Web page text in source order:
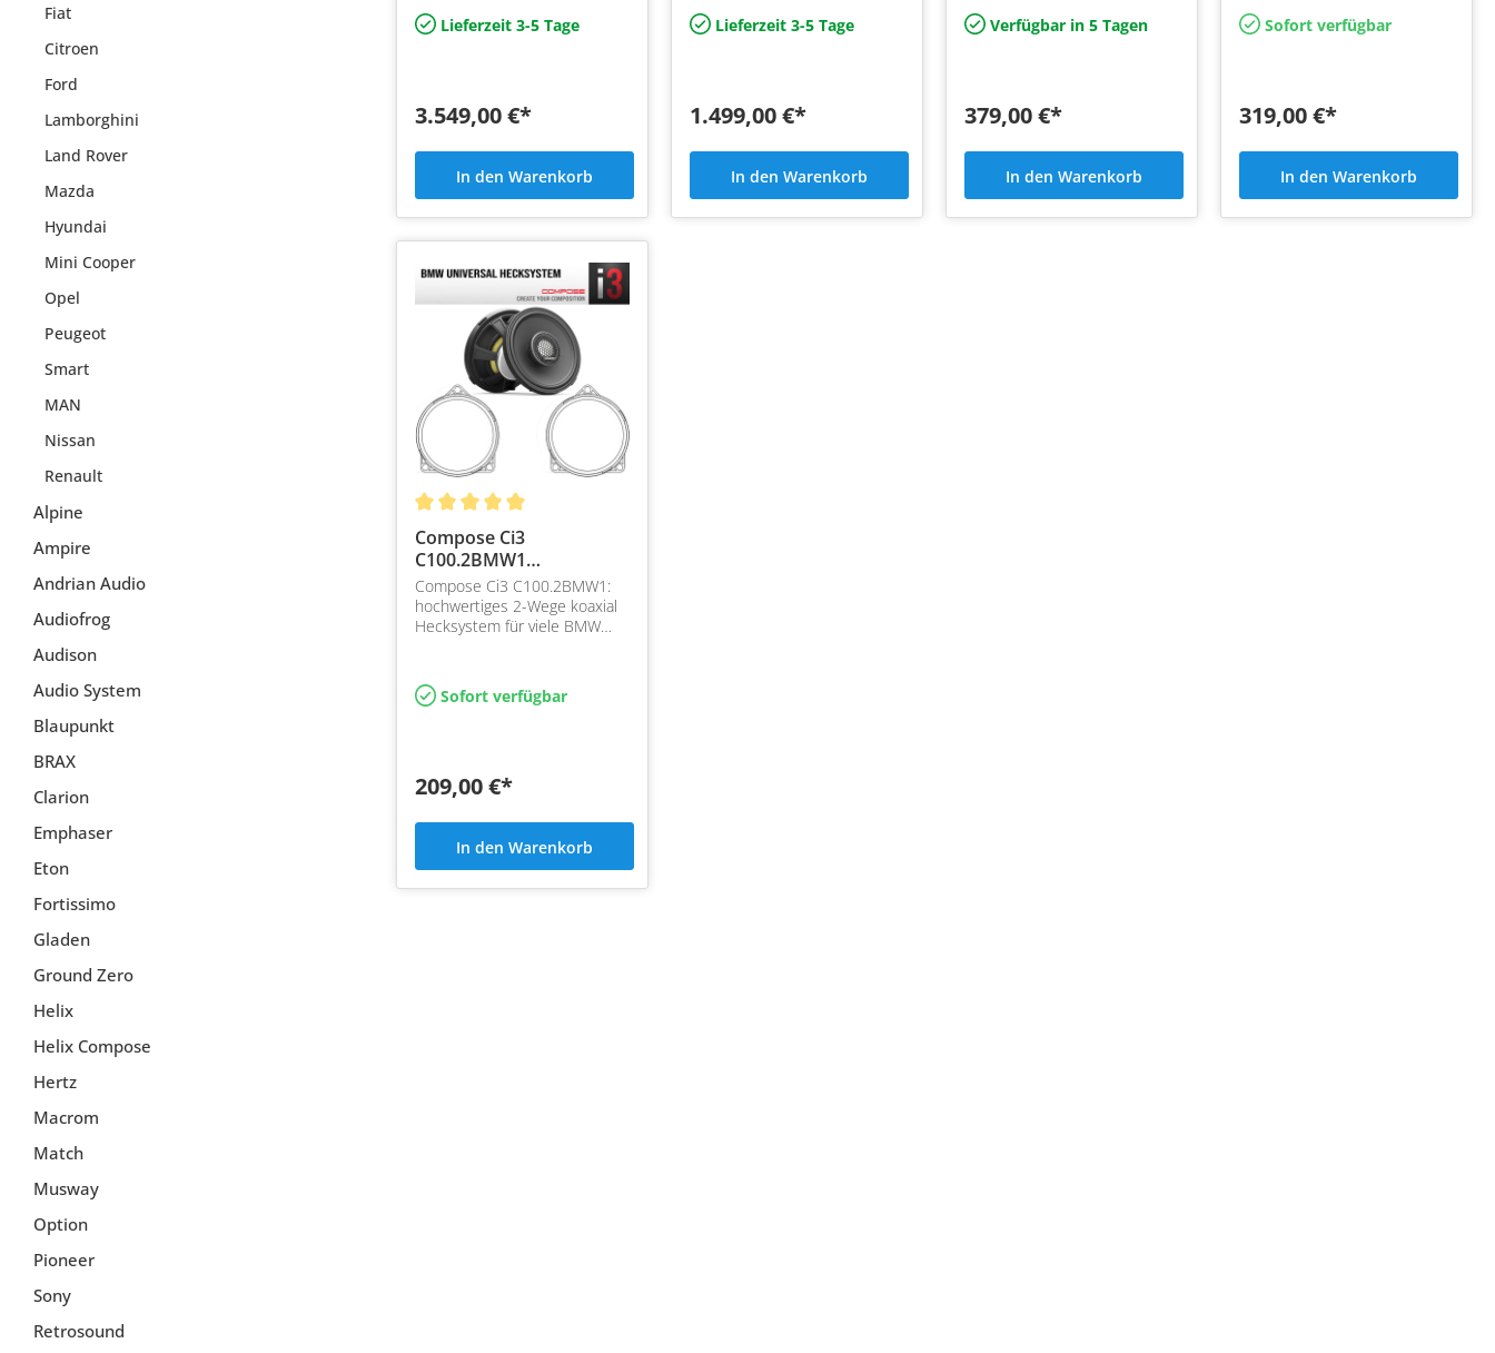
Fiat
Citroen
Ford
Lamborghini
Land Rover
Mazda
Hyundai
Mini Cooper
Opel
Peugeot
Smart
MAN
Nissan
Renault
Alpine
Ampire
Andrian Audio
Audiofrog
Audison
Audio System
Blaupunkt
BRAX
Clarion
Emphaser
Eton
Fortissimo
Gladen
Ground Zero
Helix
Helix Compose
Hertz
Macrom
Match
Musway
Option
Pioneer
Sony
Retrosound
DSP Endstufe bei RAM Modul
ab WerkLieferzeit 3-5 Tage
3.549,00 €*
In den Warenkorb
DSP Endstufe bei RAM Modul
ab WerkLieferzeit 3-5 Tage
1.499,00 €*
In den Warenkorb
Verfügbar in 5 Tagen
379,00 €*
In den Warenkorb
Sofort verfügbar
319,00 €*
In den Warenkorb
Compose Ci3
C100.2BMW1
Hecksystem
Compose Ci3 C100.2BMW1:
hochwertiges 2-Wege koaxial
Hecksystem für viele BMW
Sofort verfügbar
209,00 €*
In den Warenkorb